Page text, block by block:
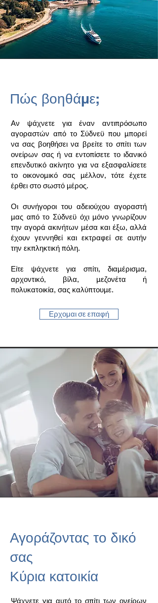
Πώς βοηθάμε;
Αν ψάχνετε για έναν αντιπρόσωπο
αγοραστών από το Σύδνεϋ που μπορεί
να σας βοηθήσει να βρείτε το σπίτι των
ονείρων σας ή να εντοπίσετε το ιδανικό
επενδυτικό ακίνητο για να εξασφαλίσετε
το οικονομικό σας μέλλον, τότε έχετε
έρθει στο σωστό μέρος.
Οι συνήγοροι του αδειούχου αγοραστή
μας από το Σύδνεϋ όχι μόνο γνωρίζουν
την αγορά ακινήτων μέσα και έξω, αλλά
έχουν γεννηθεί και εκτραφεί σε αυτήν
την εκπληκτική πόλη.
Είτε ψάχνετε για σπίτι, διαμέρισμα,
αρχοντικό, βίλα, μεζονέτα ή
πολυκατοικία, σας καλύπτουμε.​
Ερχομαι σε επαφή
Αγοράζοντας το δικό
σας
Κύρια κατοικία
Ψάχνετε για αυτό το σπίτι των ονείρων